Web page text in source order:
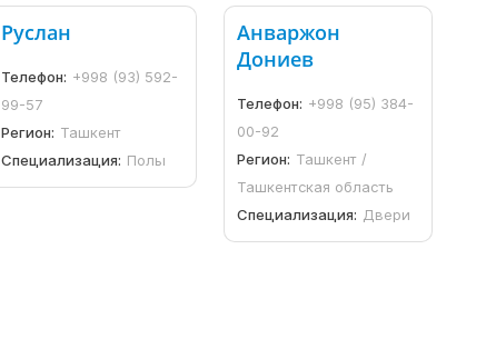
Руслан
Телефон: +998 (93) 592-
99-57
Регион: Ташкент
Специализация: Полы
Анваржон
Дониев
Телефон: +998 (95) 384-
00-92
Регион: Ташкент /
Ташкентская область
Специализация: Двери